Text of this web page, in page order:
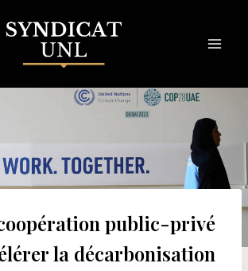
public-privé
la décarbonisation